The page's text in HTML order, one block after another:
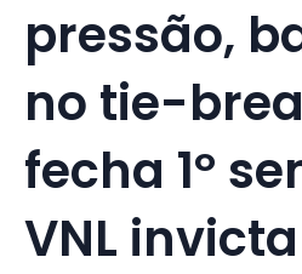
pressão,
no tie-
fecha 1º
VNL invicta